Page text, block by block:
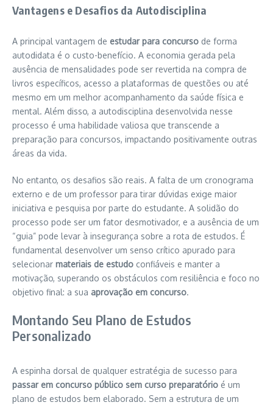
Vantagens e Desafios da Autodisciplina
A principal vantagem de estudar para concurso de forma
autodidata é o custo-benefício. A economia gerada pela
ausência de mensalidades pode ser revertida na compra de
livros específicos, acesso a plataformas de questões ou até
mesmo em um melhor acompanhamento da saúde física e
mental. Além disso, a autodisciplina desenvolvida nesse
processo é uma habilidade valiosa que transcende a
preparação para concursos, impactando positivamente outras
áreas da vida.
No entanto, os desafios são reais. A falta de um cronograma
externo e de um professor para tirar dúvidas exige maior
iniciativa e pesquisa por parte do estudante. A solidão do
processo pode ser um fator desmotivador, e a ausência de um
“guia” pode levar à insegurança sobre a rota de estudos. É
fundamental desenvolver um senso crítico apurado para
selecionar materiais de estudo confiáveis e manter a
motivação, superando os obstáculos com resiliência e foco no
objetivo final: a sua aprovação em concurso.
Montando Seu Plano de Estudos
Personalizado
A espinha dorsal de qualquer estratégia de sucesso para
passar em concurso público sem curso preparatório é um
plano de estudos bem elaborado. Sem a estrutura de um